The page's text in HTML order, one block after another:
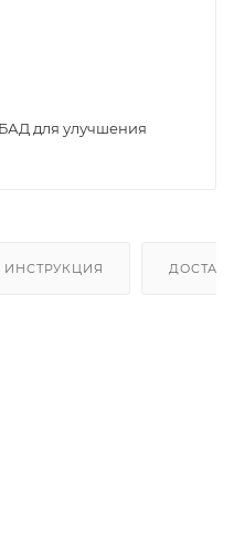
БАД для улучшения
ИНСТРУКЦИЯ